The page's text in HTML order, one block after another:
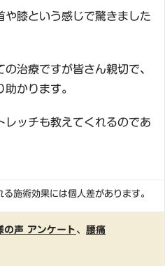
や膝という感じで驚きました
治療ですが皆さん親切で、
かります。
レッチも教えてくれるのであ
施術効果には個人差があります。
の声 アンケート 、 腰痛